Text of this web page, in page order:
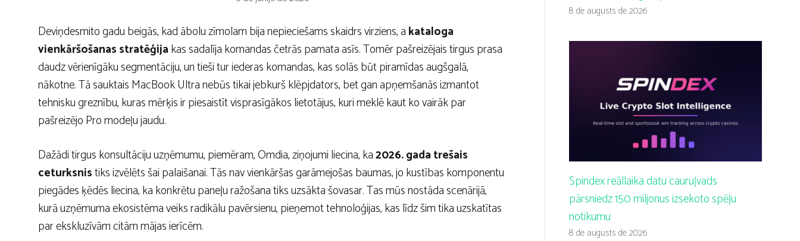
Deviņdesmito gadu beigās, kad ābolu zīmolam bija nepieciešams skaidrs virziens, akataloga
vienkāršošanas stratēģijakas sadalīja komandas četrās pamata asīs. Tomēr pašreizējais tirgus prasa
daudz vērienīgāku segmentāciju, un tieši tur iederas komandas, kas solās būt piramīdas augšgalā,
nākotne. Tā sauktais MacBook Ultra nebūs tikai jebkurš klēpjdators, bet gan apņemšanās izmantot
tehnisku greznību, kuras mērķis ir piesaistīt visprasīgākos lietotājus, kuri meklē kaut ko vairāk par
pašreizējo Pro modeļu jaudu.
Dažādi tirgus konsultāciju uzņēmumu, piemēram, Omdia, ziņojumi liecina, ka2026. gada trešais
ceturksnistiks izvēlēts šai palaišanai. Tās nav vienkāršas garāmejošas baumas, jo kustības komponentu
piegādes ķēdēs liecina, ka konkrētu paneļu ražošana tiks uzsākta šovasar. Tas mūs nostāda scenārijā,
kurā uzņēmuma ekosistēma veiks radikālu pavērsienu, pieņemot tehnoloģijas, kas līdz šim tika uzskatītas
par ekskluzīvām citām mājas ierīcēm.
8 de augusts de 2026
Spindex reāllaika datu cauruļvads
pārsniedz 150 miljonus izsekoto spēļu
notikumu
8 de augusts de 2026